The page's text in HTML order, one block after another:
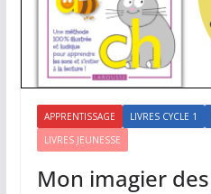
APPRENTISSAGE LIVRES CYCLE 1
LIVRES JEUNESSE
Mon imagier